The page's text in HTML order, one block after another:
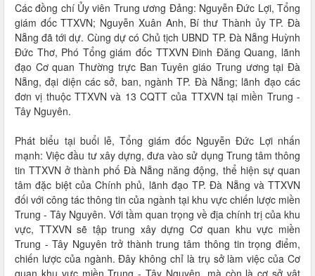
Các đồng chí Ủy viên Trung ương Đảng: Nguyễn Đức Lợi, Tổng
giám đốc TTXVN; Nguyễn Xuân Anh, Bí thư Thành ủy TP. Đà
Nẵng đã tới dự. Cùng dự có Chủ tịch UBND TP. Đà Nẵng Huỳnh
Đức Thơ, Phó Tổng giám đốc TTXVN Đinh Đăng Quang, lãnh
đạo Cơ quan Thường trực Ban Tuyên giáo Trung ương tại Đà
Nẵng, đại diện các sở, ban, ngành TP. Đà Nẵng; lãnh đạo các
đơn vị thuộc TTXVN và 13 CQTT của TTXVN tại miền Trung -
Tây Nguyên.
Phát biểu tại buổi lễ, Tổng giám đốc Nguyễn Đức Lợi nhấn
mạnh: Việc đầu tư xây dựng, đưa vào sử dụng Trung tâm thông
tin TTXVN ở thành phố Đà Nẵng năng động, thể hiện sự quan
tâm đặc biệt của Chính phủ, lãnh đạo TP. Đà Nẵng và TTXVN
đối với công tác thông tin của ngành tại khu vực chiến lược miền
Trung - Tây Nguyên. Với tầm quan trọng về địa chính trị của khu
vực, TTXVN sẽ tập trung xây dựng Cơ quan khu vực miền
Trung - Tây Nguyên trở thành trung tâm thông tin trọng điểm,
chiến lược của ngành. Đây không chỉ là trụ sở làm việc của Cơ